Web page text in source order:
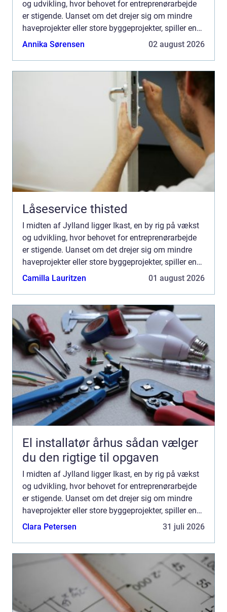
og udvikling, hvor behovet for entreprenørarbejde
er stigende. Uanset om det drejer sig om mindre
haveprojekter eller store byggeprojekter, spiller en
dygtig entreprenør e...
Annika Sørensen 02 august 2026
Låseservice thisted
I midten af Jylland ligger Ikast, en by rig på vækst
og udvikling, hvor behovet for entreprenørarbejde
er stigende. Uanset om det drejer sig om mindre
haveprojekter eller store byggeprojekter, spiller en
dygtig entreprenør e...
Camilla Lauritzen 01 august 2026
El installatør århus sådan vælger
du den rigtige til opgaven
I midten af Jylland ligger Ikast, en by rig på vækst
og udvikling, hvor behovet for entreprenørarbejde
er stigende. Uanset om det drejer sig om mindre
haveprojekter eller store byggeprojekter, spiller en
dygtig entreprenør e...
Clara Petersen 31 juli 2026